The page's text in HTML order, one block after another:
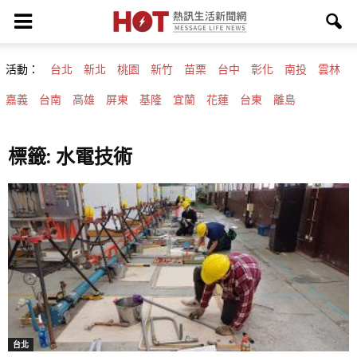
活動： 台北 新北 桃園 新竹 苗栗 台中 彰化 南投 雲林
嘉義 台南 高雄 屏東 基隆 宜蘭 花蓮 台東 離島
標籤: 水電技術
台北